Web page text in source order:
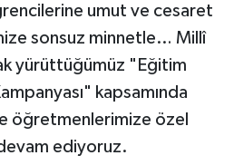
umut ve cesaret
sonsuz minnetle… Millî
yürüttüğümüz "Eğitim
kapsamında
öğretmenlerimize özel
ediyoruz.